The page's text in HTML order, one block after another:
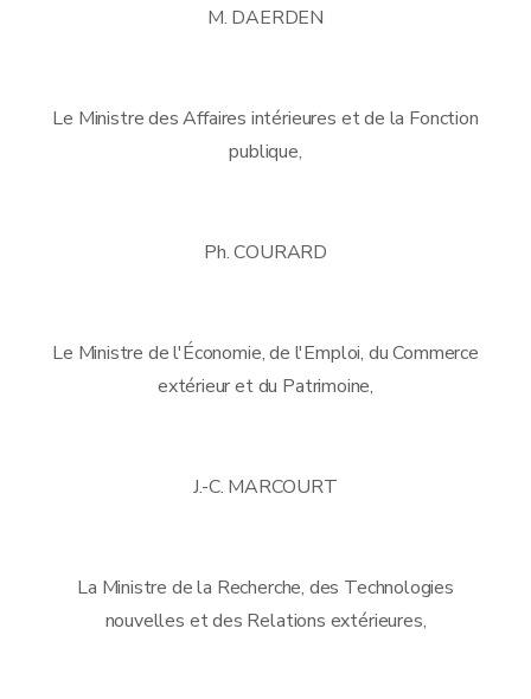
M. DAERDEN
Le Ministre des Affaires intérieures et de la Fonction
publique,
Ph. COURARD
Le Ministre de l'Économie, de l'Emploi, du Commerce
extérieur et du Patrimoine,
J.-C. MARCOURT
La Ministre de la Recherche, des Technologies
nouvelles et des Relations extérieures,